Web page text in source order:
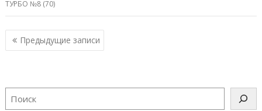
ТУРБО №8 (70)
Навигация
по
Предыдущие записи